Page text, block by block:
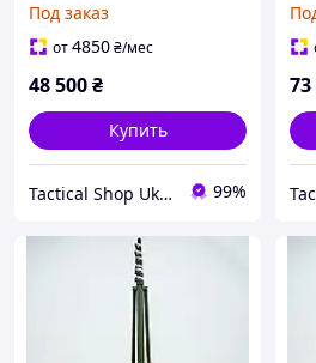
Електролебідка
Под заказ
от4850₴/мес
48 500₴
Купить
Tactical Shop Ukraine 99%
73